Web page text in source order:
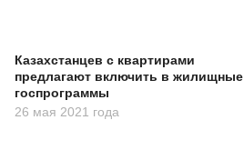
Казахстанцев с квартирами
предлагают включить в жилищные
госпрограммы
26 мая 2021 года